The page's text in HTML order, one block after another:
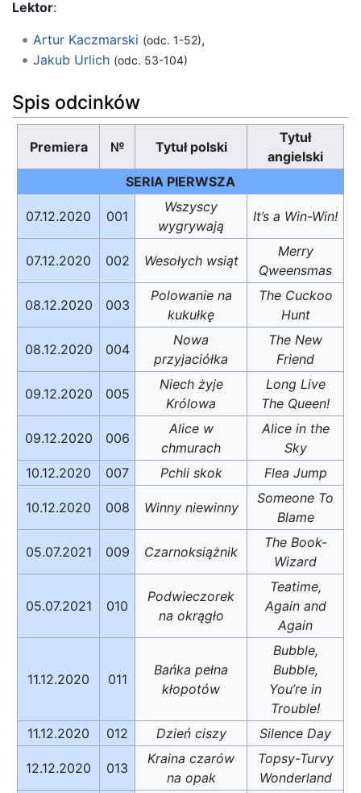
Lektor:
Artur Kaczmarski (odc. 1-52),
Jakub Urlich (odc. 53-104)
Spis odcinków
Premiera № Tytuł polski
Tytuł
angielski
SERIA PIERWSZA
07.12.2020 001
Wszyscy
wygrywają
It’s a Win-Win!
07.12.2020 002 Wesołych wsiąt
Merry
Qweensmas
08.12.2020 003
Polowanie na
kukułkę
The Cuckoo
Hunt
08.12.2020 004
Nowa
przyjaciółka
The New
Friend
09.12.2020 005
Niech żyje
Królowa
Long Live
The Queen!
09.12.2020 006
Alice w
chmurach
Alice in the
Sky
10.12.2020
007 Pchli skok Flea Jump
10.12.2020 008 Winny niewinny
Someone To
Blame
05.07.2021 009 Czarnoksiążnik
The Book-
Wizard
05.07.2021 010
Podwieczorek
na okrągło
Teatime,
Again and
Again
11.12.2020 011
Bańka pełna
kłopotów
Bubble,
Bubble,
You’re in
Trouble!
11.12.2020
012 Dzień ciszy Silence Day
12.12.2020 013
Kraina czarów
na opak
Topsy-Turvy
Wonderland